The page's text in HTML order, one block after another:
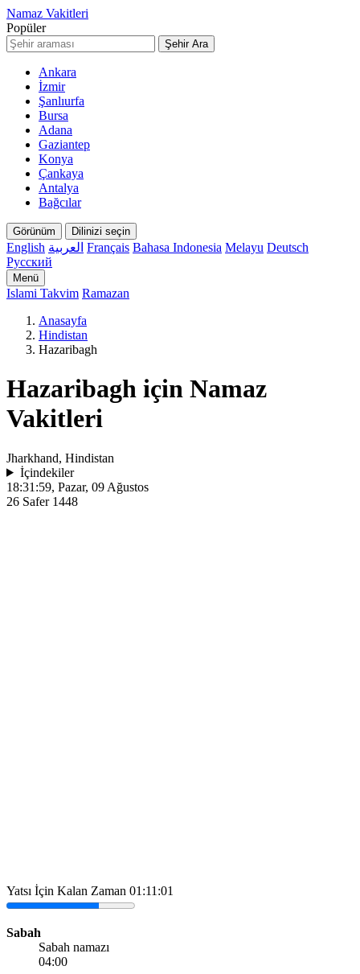
Namaz Vakitleri
Popüler
Şehir Ara
Ankara
İzmir
Şanlıurfa
Bursa
Adana
Gaziantep
Konya
Çankaya
Antalya
Bağcılar
Görünüm Dilinizi seçin
English العربية Français Bahasa Indonesia Melayu Deutsch
Русский
Menü
Islami Takvim Ramazan
Anasayfa
Hindistan
Hazaribagh
Hazaribagh için Namaz
Vakitleri
Jharkhand, Hindistan
İçindekiler
18:31:59, Pazar, 09 Ağustos
26 Safer 1448
Yatsı İçin Kalan Zaman 01:11:01
Sabah
Sabah namazı
04:00